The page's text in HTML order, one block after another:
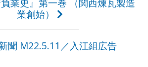
業創始）
聞 M22.5.11／入江組広告